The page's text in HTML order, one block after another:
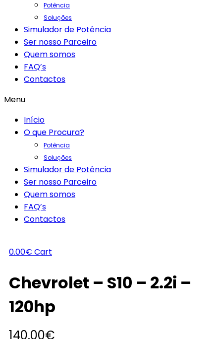
Potência
Soluções
Simulador de Potência
Ser nosso Parceiro
Quem somos
FAQ’s
Contactos
Menu
Início
O que Procura?
Potência
Soluções
Simulador de Potência
Ser nosso Parceiro
Quem somos
FAQ’s
Contactos
0.00€ Cart
Chevrolet – S10 – 2.2i –
120hp
140.00€